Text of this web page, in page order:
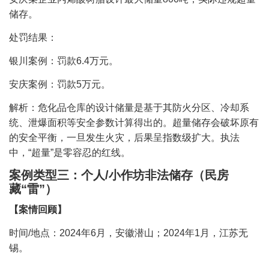
储存。
处罚结果：
银川案例：罚款6.4万元。
安庆案例：罚款5万元。
解析：危化品仓库的设计储量是基于其防火分区、冷却系
统、泄爆面积等安全参数计算得出的。超量储存会破坏原有
的安全平衡，一旦发生火灾，后果呈指数级扩大。执法
中，“超量”是零容忍的红线。
案例类型三：个人/小作坊非法储存（民房
藏“雷”）
【案情回顾】
时间/地点：2024年6月，安徽潜山；2024年1月，江苏无
锡。